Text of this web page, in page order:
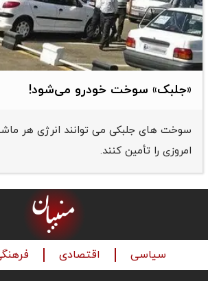
«جلبک» سوخت خودرو می‌شود!
سوخت های جلبکی می توانند انرژی هر
امروزی را تأمین کنند.
سیاسی اقتصادی